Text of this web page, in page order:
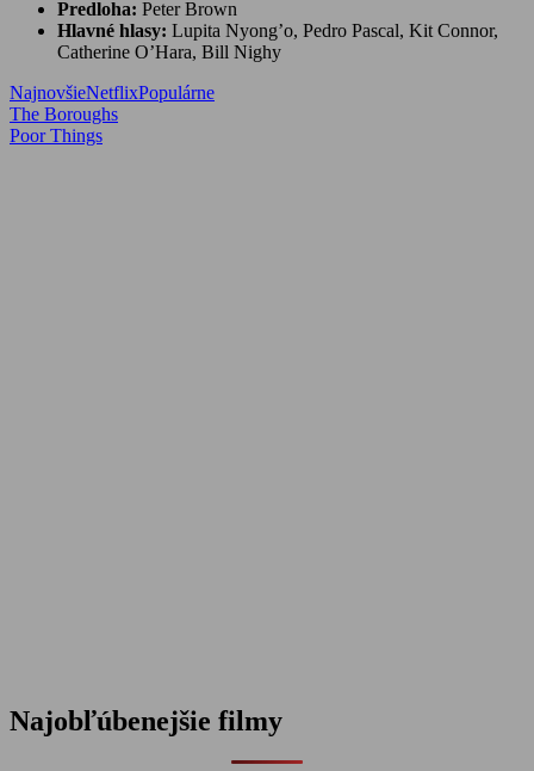
Predloha: Peter Brown
Hlavné hlasy: Lupita Nyong’o, Pedro Pascal, Kit Connor,
Catherine O’Hara, Bill Nighy
NajnovšieNetflixPopulárne
Navigácia
v
Previous
Post:
The Boroughs
Next
Poor Things
Najobľúbenejšie filmy